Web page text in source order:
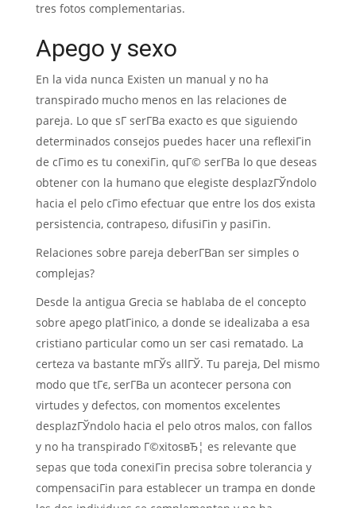
tres fotos complementarias.
Apego y sexo
En la vida nunca Existen un manual y no ha
transpirado mucho menos en las relaciones de
pareja. Lo que sГ­ serГ­В­a exacto es que siguiendo
determinados consejos puedes hacer una reflexiГіn
de cГіmo es tu conexiГіn, quГ© serГ­В­a lo que deseas
obtener con la humano que elegiste desplazГЎndolo
hacia el pelo cГіmo efectuar que entre los dos exista
persistencia, contrapeso, difusiГіn y pasiГіn.
Relaciones sobre pareja deberГ­В­an ser simples o
complejas?
Desde la antigua Grecia se hablaba de el concepto
sobre apego platГіnico, a donde se idealizaba a esa
cristiano particular como un ser casi rematado. La
certeza va bastante mГЎs allГЎ. Tu pareja, Del mismo
modo que tГє, serГ­В­a un acontecer persona con
virtudes y defectos, con momentos excelentes
desplazГЎndolo hacia el pelo otros malos, con fallos
y no ha transpirado Г©xitosвЂ¦ es relevante que
sepas que toda conexiГіn precisa sobre tolerancia y
compensaciГіn para establecer un trampa en donde